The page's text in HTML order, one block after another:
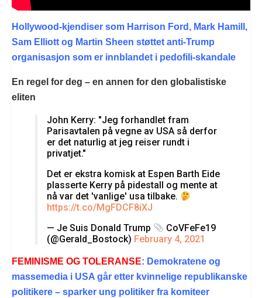
Hollywood-kjendiser som Harrison Ford, Mark Hamill,
Sam Elliott og Martin Sheen støttet anti-Trump
organisasjon som er innblandet i pedofili-skandale
En regel for deg – en annen for den globalistiske
eliten
John Kerry: "Jeg forhandlet fram
Parisavtalen på vegne av USA så derfor
er det naturlig at jeg reiser rundt i
privatjet."
Det er ekstra komisk at Espen Barth Eide
plasserte Kerry på pidestall og mente at
nå var det 'vanlige' usa tilbake.
https://t.co/MgFDCF8iXJ
— Je Suis Donald Trump
CoVFeFe19
(@Gerald_Bostock) February 4, 2021
FEMINISME OG TOLERANSE: Demokratene og
massemedia i USA går etter kvinnelige republikanske
politikere – sparker ung politiker fra komiteer